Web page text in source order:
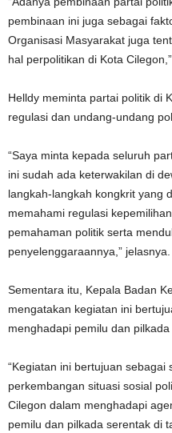
pembinaan ini juga sebagai
Organisasi Masyarakat juga
hal perpolitikan di Kota
Helldy meminta partai politik di
regulasi dan undang-undang
“Saya minta kepada seluruh
ini sudah ada keterwakilan di
langkah-langkah kongkrit yang
memahami regulasi
pemahaman politik serta
penyelenggaraannya,” jelasnya.
Sementara itu, Kepala Badan
mengatakan kegiatan ini
menghadapi pemilu dan
“Kegiatan ini bertujuan
perkembangan situasi sosial
Cilegon dalam menghadapi
pemilu dan pilkada serentak di